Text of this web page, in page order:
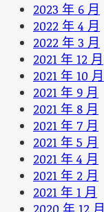
2023 年 6 月
2022 年 4 月
2022 年 3 月
2021 年 12 月
2021 年 10 月
2021 年 9 月
2021 年 8 月
2021 年 7 月
2021 年 5 月
2021 年 4 月
2021 年 2 月
2021 年 1 月